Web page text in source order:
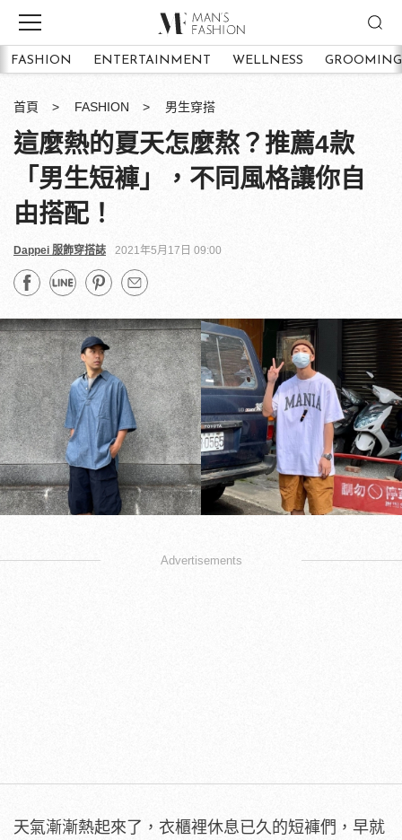
FASHION ENTERTAINMENT WELLNESS GROOMING
首頁 FASHION 男生穿搭
這麼熱的夏天怎麼熬？推薦4款
「男生短褲」，不同風格讓你自
由搭配！
Dappei 服飾穿搭誌 2021年5月17日 09:00
Advertisements
天氣漸漸熱起來了，衣櫃裡休息已久的短褲們，早就